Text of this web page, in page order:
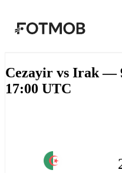
Cezayir vs Irak —
17:00 UTC